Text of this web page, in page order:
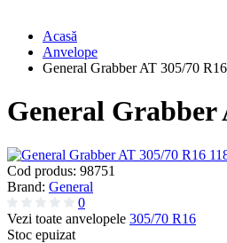
Acasă
Anvelope
General Grabber AT 305/70
General Grabber
Cod produs: 98751
Brand: General
0
Vezi toate anvelopele 305/70 R16
Stoc epuizat